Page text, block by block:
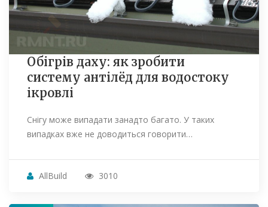
Обігрів даху: як зробити
систему антілёд для водостоку
ікровлі
Снігу може випадати занадто багато. У таких
випадках вже не доводиться говорити…
AllBuild 3010